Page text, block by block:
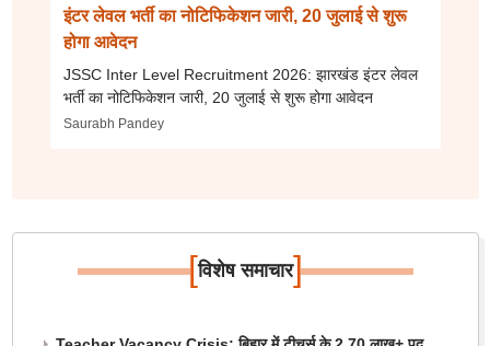
इंटर लेवल भर्ती का नोटिफिकेशन जारी, 20 जुलाई से शुरू
होगा आवेदन
JSSC Inter Level Recruitment 2026: झारखंड इंटर लेवल
भर्ती का नोटिफिकेशन जारी, 20 जुलाई से शुरू होगा आवेदन
Saurabh Pandey
[विशेष समाचार]